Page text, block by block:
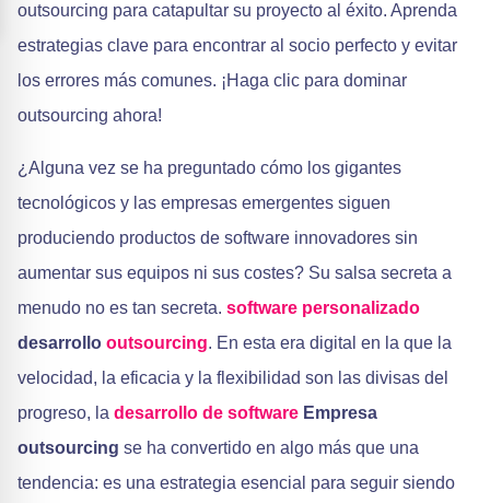
outsourcing para catapultar su proyecto al éxito. Aprenda
estrategias clave para encontrar al socio perfecto y evitar
los errores más comunes. ¡Haga clic para dominar
outsourcing ahora!
¿Alguna vez se ha preguntado cómo los gigantes
tecnológicos y las empresas emergentes siguen
produciendo productos de software innovadores sin
aumentar sus equipos ni sus costes? Su salsa secreta a
menudo no es tan secreta. software personalizado
desarrollo outsourcing. En esta era digital en la que la
velocidad, la eficacia y la flexibilidad son las divisas del
progreso, la desarrollo de software Empresa
outsourcing se ha convertido en algo más que una
tendencia: es una estrategia esencial para seguir siendo